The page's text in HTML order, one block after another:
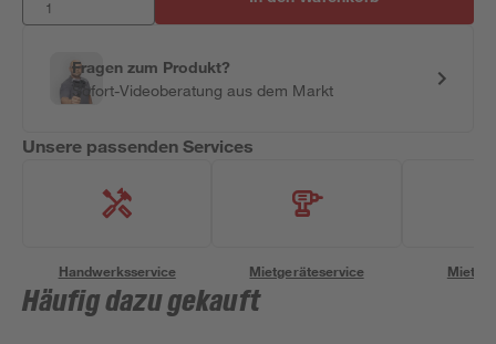
Fragen zum Produkt?
Sofort-Videoberatung aus dem Markt
Unsere passenden Services
Handwerksservice Mietgeräteservice
Häufig dazu gekauft